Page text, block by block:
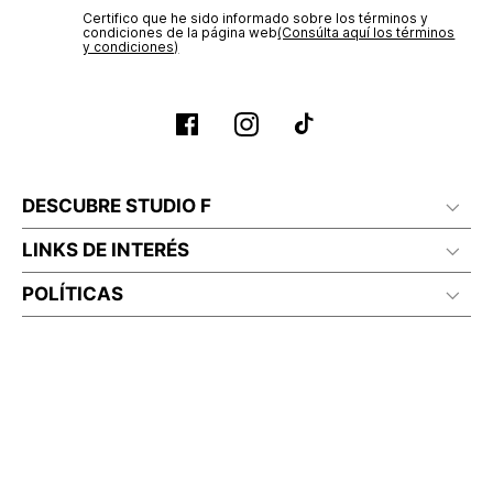
Certifico que he sido informado sobre los términos y
condiciones de la página web‎(Consúlta aquí los términos
y condiciones)
DESCUBRE STUDIO F
LINKS DE INTERÉS
POLÍTICAS